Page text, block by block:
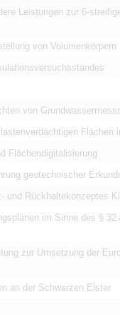
Leistungen zur 6-
von Volumenkörpern
von
Flächen
Flächendigitalisierung
geotechnischer
und Rückhaltekonzeptes
im Sinne des §
zur Umsetzung der
an der Schwarzen Elster